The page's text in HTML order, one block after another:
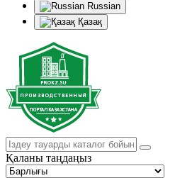
Russian
Қазақ
Қаланы таңдаңыз